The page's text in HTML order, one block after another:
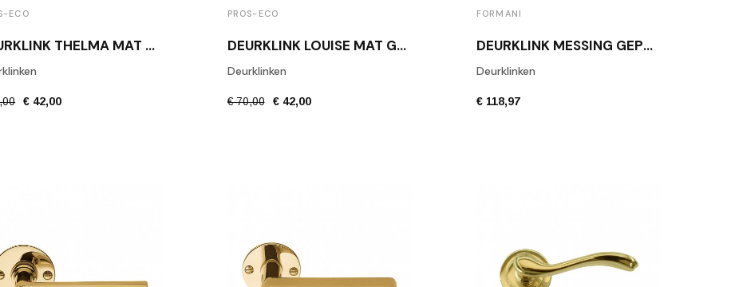
ECO
DEURKLINK THELMA MAT GOUD
€ 42,00
PROS-ECO
DEURKLINK LOUISE MAT GOUD
Deurklinken
€ 70,00 € 42,00
FORMANI
DEURKLINK MESSING GEPOLIJST FORMANI 1925GRR50 OL
Deurklinken
€ 118,97